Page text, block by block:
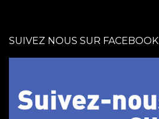
SUIVEZ NOUS SUR FACEBOOK